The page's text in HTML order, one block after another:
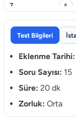
7. A
8. A
10. A
12. A
Test Bilgileri
Eklenme Tarihi:
Soru Sayısı: 15
Süre: 20 dk
Zorluk: Orta